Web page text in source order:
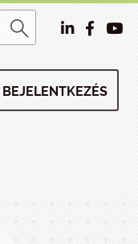
BEJELENTKEZÉS